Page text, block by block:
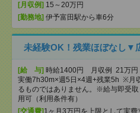
[月収例] 15～20万円
[勤務地] 伊予富田駅から車6分
未経験OK！残業ほぼなし▼
[給 与] 時給1400円 月収例 21万円
実働7h30m×週5日×4週+残業5h ※月
るものではありません。※給与即受取
用可（利用条件有）
[交通費] 1ヶ月3万円を上限として実費